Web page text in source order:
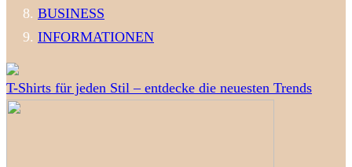
BUSINESS
INFORMATIONEN
T-Shirts für jeden Stil – entdecke die neuesten Trends